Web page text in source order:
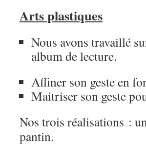
Arts plastiques
Nous avons travaillé
album de lecture.
Affiner son geste en
Maitriser son geste
Nos trois réalisations :
pantin.